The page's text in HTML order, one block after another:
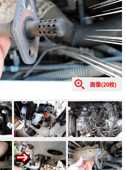
画像(20枚)